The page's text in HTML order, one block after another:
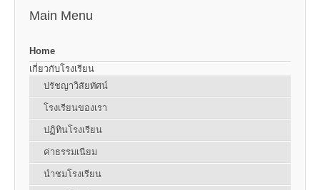
Main Menu
Home
เกี่ยวกับโรงเรียน
ปรัชญาวิสัยทัศน์
โรงเรียนของเรา
ปฏิทินโรงเรียน
ค่าธรรมเนียม
นำชมโรงเรียน